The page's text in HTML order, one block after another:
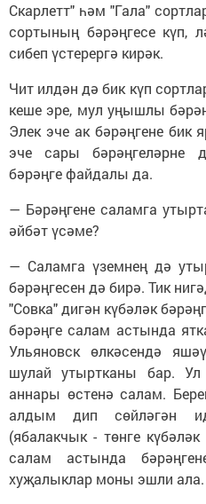
Скарлетт" һәм "Гала"
сортының бәрәңгесе күп,
сибеп үстерергә кирәк.
Чит илдән дә бик күп
кеше эре, мул уңышлы
Элек эче ак бәрәңгене бик
эче сары бәрәңгеләрне
бәрәңге файдалы да.
— Бәрәңгене саламга
әйбәт үсәме?
— Саламга үземнең дә
бәрәңгесен дә бирә. Тик
"Совка" дигән күбәләк
бәрәңге салам астында
Ульяновск өлкәсендә
шулай утыртканы бар. Ул
аннары өстенә салам.
алдым дип сөйләгән
(ябалакчык - төнге
салам астында
хуҗалыклар моны эшли ала.